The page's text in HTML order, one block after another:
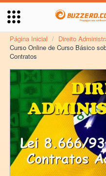
Página Inicial / Direito
Curso Online de Curso Básico
Contratos